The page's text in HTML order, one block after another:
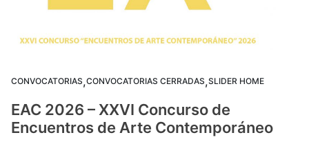
CONVOCATORIAS,CONVOCATORIAS CERRADAS,SLIDER HOME
EAC 2026 – XXVI Concurso de
Encuentros de Arte Contemporáneo